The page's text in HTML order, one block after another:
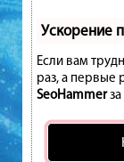
Ускорение
Если вам
раз, а первые
SeoHammerза